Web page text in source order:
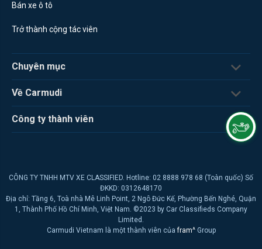
Bán xe ô tô
Trở thành cộng tác viên
Chuyên mục
Về Carmudi
Công ty thành viên
CÔNG TY TNHH MTV XE CLASSIFIED. Hotline: 02 8888 978 68 (Toàn quốc) Số
ĐKKD: 0312648170
Địa chỉ: Tầng 6, Toà nhà Mê Linh Point, 2 Ngô Đức Kế, Phường Bến Nghé, Quận
1, Thành Phố Hồ Chí Minh, Việt Nam. ©2023 by Car Classifieds Company
Limited.
Carmudi Vietnam là một thành viên củafram^ Group